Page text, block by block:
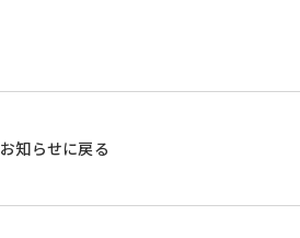
お知らせに戻る